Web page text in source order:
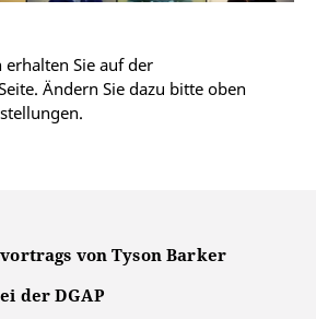
Sie auf der
Ändern Sie dazu bitte oben
von Tyson Barker
der DGAP